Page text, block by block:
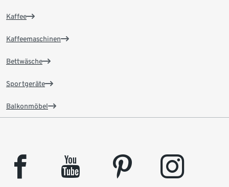
Kaffee
Kaffeemaschinen
Bettwäsche
Sportgeräte
Balkonmöbel
facebook youtube pinterest instagram